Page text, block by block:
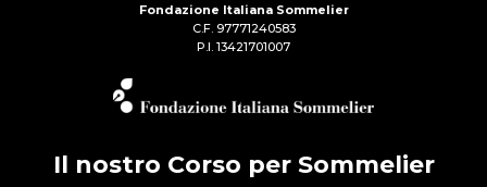
Fondazione Italiana Sommelier
C.F. 97771240583
P.I. 13421701007
Il nostro Corso per Sommelier